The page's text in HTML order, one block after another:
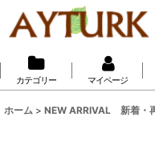
カテゴリー マイページ
ホーム > NEW ARRIVAL 新着・